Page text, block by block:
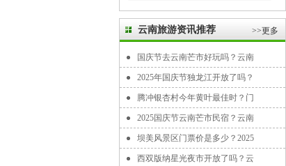
云南旅游资讯推荐 >>更多
国庆节去云南芒市好玩吗？云南
2025年国庆节独龙江开放了吗？
腾冲银杏村今年黄叶最佳时？门
2025国庆节云南芒市民宿？云南
坝美风景区门票价是多少？2025
西双版纳星光夜市开放了吗？云